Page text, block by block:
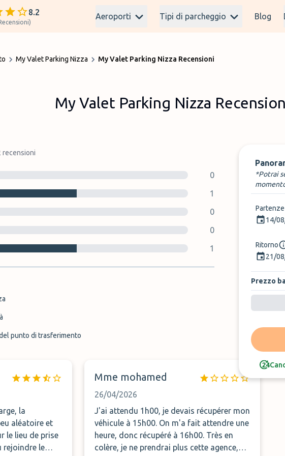
8.2
)
Aeroporti Tipi di parcheggio Blog
My Valet Parking Nizza My Valet Parking Nizza Recensioni
My Valet Parking Nizza
recensioni
0
1
0
0
1
punto di trasferimento
*Potrai
Partenze
14/
Ritorno
21/
Prezzo
la
aléatoire et
le lieu de prise
rejoindre le
Mme mohamed
26/04/2026
J'ai attendu 1h00, je devais récupérer mon
véhicule à 15h00. On m'a fait attendre une
heure, donc récupéré à 16h00. Très en
colère, je ne prendrai plus cette agence,